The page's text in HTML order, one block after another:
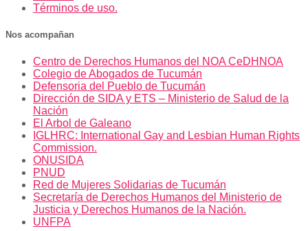
Términos de uso.
Nos acompañan
Centro de Derechos Humanos del NOA CeDHNOA
Colegio de Abogados de Tucumán
Defensoria del Pueblo de Tucumán
Dirección de SIDA y ETS – Ministerio de Salud de la
Nación
El Arbol de Galeano
IGLHRC: International Gay and Lesbian Human Rights
Commission.
ONUSIDA
PNUD
Red de Mujeres Solidarias de Tucumán
Secretaría de Derechos Humanos del Ministerio de
Justicia y Derechos Humanos de la Nación.
UNFPA